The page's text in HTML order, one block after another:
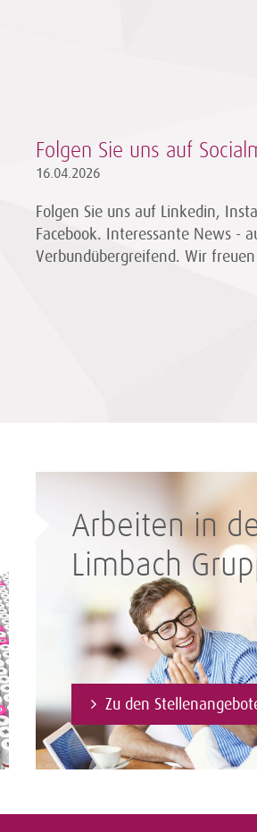
Folgen Sie uns auf
16.04.2026
Folgen Sie uns auf Linkedin,
Facebook. Interessante News -
Verbundübergreifend. Wir
Arbeiten in
Limbach
Zu den